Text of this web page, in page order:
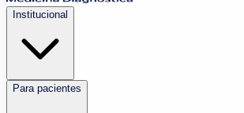
Institucional
Para pacientes